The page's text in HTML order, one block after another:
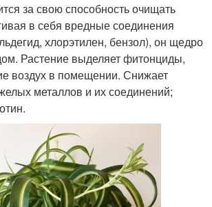
за свою способность очищать
в себя вредные соединения
хлорэтилен, бензол), он щедро
Растение выделяет фитонциды,
воздух в помещении. Снижает
металлов и их соединений;